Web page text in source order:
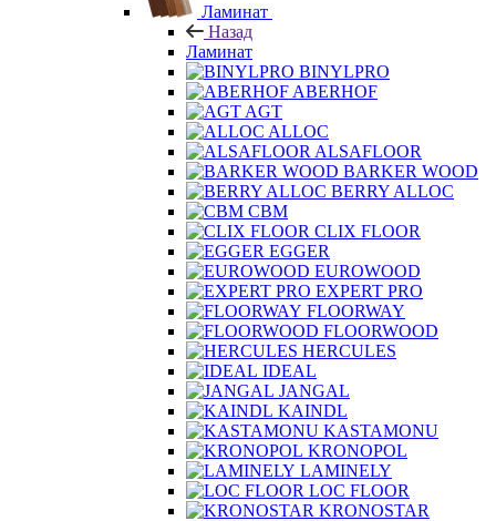
Ламинат
Назад
Ламинат
BINYLPRO
ABERHOF
AGT
ALLOC
ALSAFLOOR
BARKER WOOD
BERRY ALLOC
CBM
CLIX FLOOR
EGGER
EUROWOOD
EXPERT PRO
FLOORWAY
FLOORWOOD
HERCULES
IDEAL
JANGAL
KAINDL
KASTAMONU
KRONOPOL
LAMINELY
LOC FLOOR
KRONOSTAR